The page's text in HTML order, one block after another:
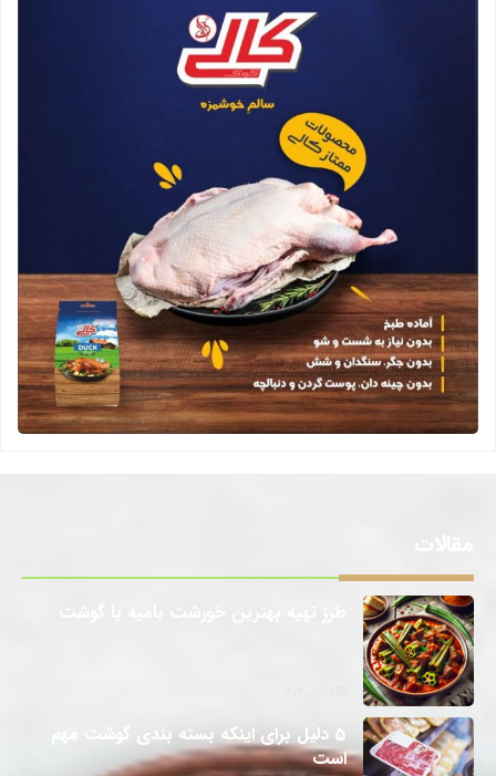
5 دلیل برای اینکه بسته بندی گوشت مهم
است